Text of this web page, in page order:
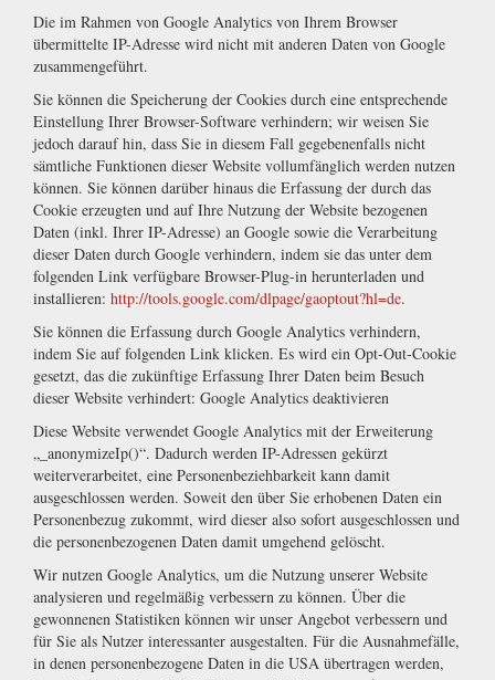
Die im Rahmen von Google Analytics von Ihrem Browser
übermittelte IP-Adresse wird nicht mit anderen Daten von Google
zusammengeführt.
Sie können die Speicherung der Cookies durch eine entsprechende
Einstellung Ihrer Browser-Software verhindern; wir weisen Sie
jedoch darauf hin, dass Sie in diesem Fall gegebenenfalls nicht
sämtliche Funktionen dieser Website vollumfänglich werden nutzen
können. Sie können darüber hinaus die Erfassung der durch das
Cookie erzeugten und auf Ihre Nutzung der Website bezogenen
Daten (inkl. Ihrer IP-Adresse) an Google sowie die Verarbeitung
dieser Daten durch Google verhindern, indem sie das unter dem
folgenden Link verfügbare Browser-Plug-in herunterladen und
installieren: http://tools.google.com/dlpage/gaoptout?hl=de.
Sie können die Erfassung durch Google Analytics verhindern,
indem Sie auf folgenden Link klicken. Es wird ein Opt-Out-Cookie
gesetzt, das die zukünftige Erfassung Ihrer Daten beim Besuch
dieser Website verhindert: Google Analytics deaktivieren
Diese Website verwendet Google Analytics mit der Erweiterung
„_anonymizeIp()“. Dadurch werden IP-Adressen gekürzt
weiterverarbeitet, eine Personenbeziehbarkeit kann damit
ausgeschlossen werden. Soweit den über Sie erhobenen Daten ein
Personenbezug zukommt, wird dieser also sofort ausgeschlossen und
die personenbezogenen Daten damit umgehend gelöscht.
Wir nutzen Google Analytics, um die Nutzung unserer Website
analysieren und regelmäßig verbessern zu können. Über die
gewonnenen Statistiken können wir unser Angebot verbessern und
für Sie als Nutzer interessanter ausgestalten. Für die Ausnahmefälle,
in denen personenbezogene Daten in die USA übertragen werden,